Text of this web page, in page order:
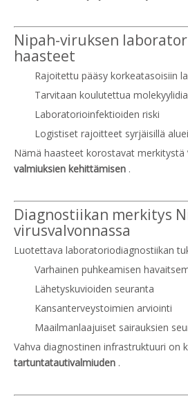
Nipah-viruksen
haasteet
Rajoitettu pääsy korkeatasoisiin
Tarvitaan koulutettua
Laboratorioinfektioiden riski
Logistiset rajoitteet syrjäisillä
Nämä haasteet korostavat merkitystä
valmiuksien kehittämisen .
Diagnostiikan merkitys
virusvalvonnassa
Luotettava laboratoriodiagnostiikan
Varhainen puhkeamisen
Lähetyskuvioiden seuranta
Kansanterveystoimien arviointi
Maailmanlaajuiset sairauksien
Vahva diagnostinen infrastruktuuri on
tartuntatautivalmiuden .